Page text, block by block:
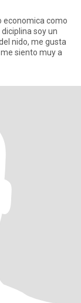
economica como
soy un
nido, me gusta
siento muy a